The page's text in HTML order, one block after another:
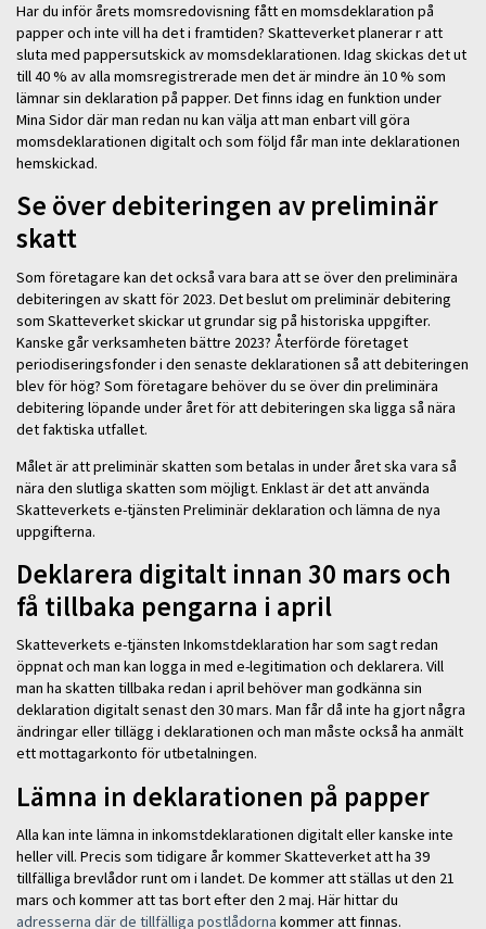
Har du inför årets momsredovisning fått en momsdeklaration på
papper och inte vill ha det i framtiden? Skatteverket planerar r att
sluta med pappersutskick av momsdeklarationen. Idag skickas det ut
till 40 % av alla momsregistrerade men det är mindre än 10 % som
lämnar sin deklaration på papper. Det finns idag en funktion under
Mina Sidor där man redan nu kan välja att man enbart vill göra
momsdeklarationen digitalt och som följd får man inte deklarationen
hemskickad.
Se över debiteringen av preliminär
skatt
Som företagare kan det också vara bara att se över den preliminära
debiteringen av skatt för 2023. Det beslut om preliminär debitering
som Skatteverket skickar ut grundar sig på historiska uppgifter.
Kanske går verksamheten bättre 2023? Återförde företaget
periodiseringsfonder i den senaste deklarationen så att debiteringen
blev för hög? Som företagare behöver du se över din preliminära
debitering löpande under året för att debiteringen ska ligga så nära
det faktiska utfallet.
Målet är att preliminär skatten som betalas in under året ska vara så
nära den slutliga skatten som möjligt. Enklast är det att använda
Skatteverkets e-tjänsten Preliminär deklaration och lämna de nya
uppgifterna.
Deklarera digitalt innan 30 mars och
få tillbaka pengarna i april
Skatteverkets e-tjänsten Inkomstdeklaration har som sagt redan
öppnat och man kan logga in med e-legitimation och deklarera. Vill
man ha skatten tillbaka redan i april behöver man godkänna sin
deklaration digitalt senast den 30 mars. Man får då inte ha gjort några
ändringar eller tillägg i deklarationen och man måste också ha anmält
ett mottagarkonto för utbetalningen.
Lämna in deklarationen på papper
Alla kan inte lämna in inkomstdeklarationen digitalt eller kanske inte
heller vill. Precis som tidigare år kommer Skatteverket att ha 39
tillfälliga brevlådor runt om i landet. De kommer att ställas ut den 21
mars och kommer att tas bort efter den 2 maj. Här hittar du
adresserna där de tillfälliga postlådorna kommer att finnas.